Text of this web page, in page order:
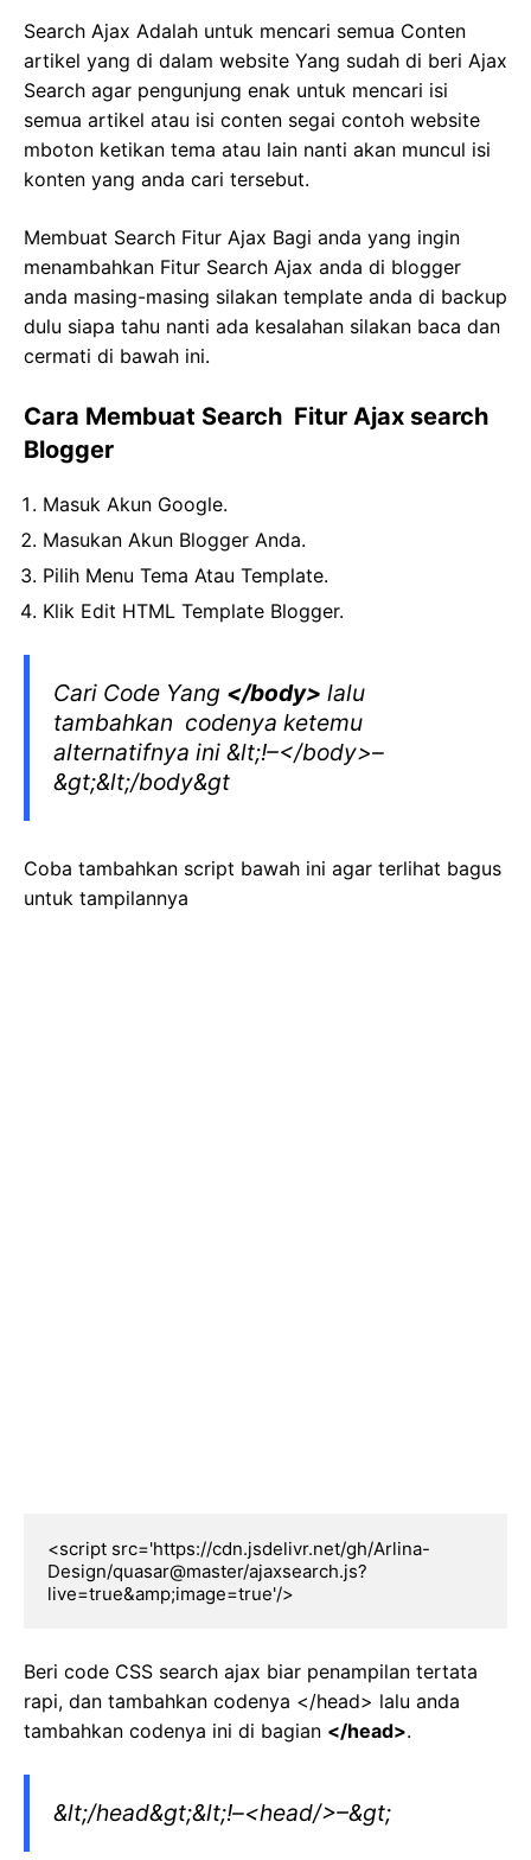
Search Ajax Adalah untuk mencari semua Conten
artikel yang di dalam website Yang sudah di beri Ajax
Search agar pengunjung enak untuk mencari isi
semua artikel atau isi conten segai contoh website
mboton ketikan tema atau lain nanti akan muncul isi
konten yang anda cari tersebut.
Membuat Search Fitur Ajax Bagi anda yang ingin
menambahkan Fitur Search Ajax anda di blogger
anda masing-masing silakan template anda di backup
dulu siapa tahu nanti ada kesalahan silakan baca dan
cermati di bawah ini.
Cara Membuat Search Fitur Ajax search
Blogger
Masuk Akun Google.
Masukan Akun Blogger Anda.
Pilih Menu Tema Atau Template.
Klik Edit HTML Template Blogger.
Cari Code Yang </body> lalu
tambahkan codenya ketemu
alternatifnya ini &lt;!–</body>–
&gt;&lt;/body&gt
Coba tambahkan script bawah ini agar terlihat bagus
untuk tampilannya
<script src='https://cdn.jsdelivr.net/gh/Arlina-
Design/quasar@master/ajaxsearch.js?
live=true&amp;image=true'/>
Beri code CSS search ajax biar penampilan tertata
rapi, dan tambahkan codenya </head> lalu anda
tambahkan codenya ini di bagian </head>.
&lt;/head&gt;&lt;!–<head/>–&gt;